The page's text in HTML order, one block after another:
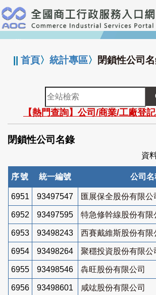
跳
到
主
要
:::
||首頁〉統計專區〉 閉鎖性公司
全
站
檢
索
【熱門查詢】公司/商業/工廠登
閉鎖性公司名錄
資
序號 統一編號 公司名
6951 93497547 匯展保全股份有限公
6952 93497595 特急修幹線股份有限
6953 93498243 西賽戴維斯股份有限
6954 93498264 聚穩投資股份有限公
6955 93498546 犇旺股份有限公司
6956 93498601 咸竑股份有限公司